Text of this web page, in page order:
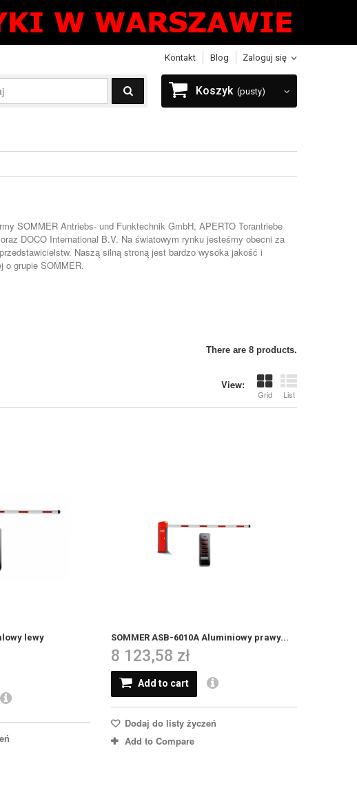
Zaloguj się
Kontakt Blog
Koszyk (pusty)
SOMMER Antriebs- und Funktechnik GmbH, APERTO Torantriebe
DOCO International B.V. Na światowym rynku jesteśmy obecni za
Naszą silną stroną jest bardzo wysoka jakość i
o grupie SOMMER.
There are 8 products.
View:
Grid List
lewy
SOMMER ASB-6010A Aluminiowy prawy...
8 123,58 zł
Add to cart
Dodaj do listy życzeń
Add to Compare